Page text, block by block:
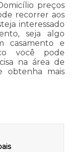
preços
recorrer aos
interessado
seja algo
casamento e
você pode
na área de
obtenha mais